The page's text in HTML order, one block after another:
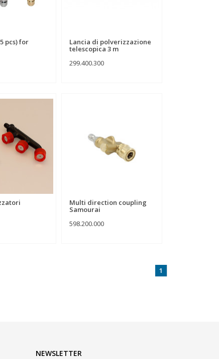
pcs) for Lancia di polverizzazione
telescopica 3 m
299.400.300
Multi direction coupling
Samourai
598.200.000
1
NEWSLETTER